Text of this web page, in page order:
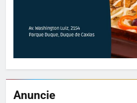
Anuncie